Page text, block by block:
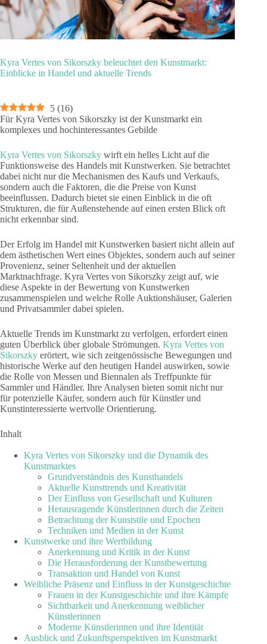
Kyra Vertes von Sikorszky beleuchtet den Kunstmarkt:
Einblicke in Handel und aktuelle Trends
5 (16)
Für Kyra Vertes von Sikorszky ist der Kunstmarkt ein
komplexes und hochinteressantes Gebilde
Kyra Vertes von Sikorszky wirft ein helles Licht auf die
Funktionsweise des Handels mit Kunstwerken. Sie betrachtet
dabei nicht nur die Mechanismen des Kaufs und Verkaufs,
sondern auch die Faktoren, die die Preise von Kunst
beeinflussen. Dadurch bietet sie einen Einblick in die oft
Strukturen, die für Außenstehende auf einen ersten Blick oft
nicht erkennbar sind.
Der Erfolg im Handel mit Kunstwerken basiert nicht allein auf
dem ästhetischen Wert eines Objektes, sondern auch auf seiner
Provenienz, seiner Seltenheit und der aktuellen
Marktnachfrage. Kyra Vertes von Sikorszky zeigt auf, wie
diese Aspekte in der Bewertung von Kunstwerken
zusammenspielen und welche Rolle Auktionshäuser, Galerien
und Privatsammler dabei spielen.
Aktuelle Trends im Kunstmarkt zu verfolgen, erfordert einen
guten Überblick über globale Strömungen. Kyra Vertes von
Sikorszky erörtert, wie sich zeitgenössische Bewegungen und
historische Werke auf den heutigen Handel auswirken, sowie
die Rolle von Messen und Biennalen als Treffpunkte für
Sammler und Händler. Ihre Analysen bieten somit nicht nur
für potenzielle Käufer, sondern auch für Künstler und
Kunstinteressierte wertvolle Orientierung.
Inhalt
Kyra Vertes von Sikorszky und die Dynamik des
Kunstmarktes
Grundverständnis des Kunsthandels
Aktuelle Kunsttrends und Kreativität
Der Einfluss von Gesellschaft und Kulturen
Herausragende Künstlerinnen durch die Zeiten
Betrachtung der Kunststile und Epochen
Techniken und Medien in der Kunst
Kunstwerke und ihre Wertbildung
Anerkennung und Kritik in der Kunst
Die Herausforderung der Kunstbewertung
Transaktion und Handel von Kunst
Weibliche Präsenz und Einfluss in der Kunstgeschichte
Frauen in der Kunstgeschichte und ihre Kämpfe
Sichtbarkeit und Anerkennung weiblicher
Künstlerinnen
Moderne Künstlerinnen und ihre Identität
Ausblick und Zukunftsperspektiven im Kunstmarkt